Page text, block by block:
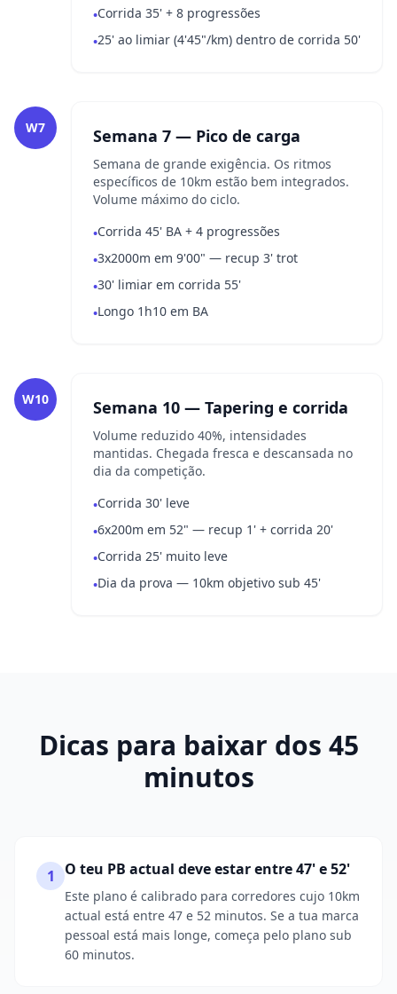
•Corrida 35' + 8 progressões
•25' ao limiar (4'45"/km) dentro de corrida 50'
W7 Semana 7 — Pico de carga
Semana de grande exigência. Os ritmos
específicos de 10km estão bem integrados.
Volume máximo do ciclo.
•Corrida 45' BA + 4 progressões
•3x2000m em 9'00" — recup 3' trot
•30' limiar em corrida 55'
•Longo 1h10 em BA
W10 Semana 10 — Tapering e corrida
Volume reduzido 40%, intensidades
mantidas. Chegada fresca e descansada no
dia da competição.
•Corrida 30' leve
•6x200m em 52" — recup 1' + corrida 20'
•Corrida 25' muito leve
•Dia da prova — 10km objetivo sub 45'
Dicas para baixar dos 45
minutos
1 O teu PB actual deve estar entre 47' e 52'
Este plano é calibrado para corredores cujo 10km
actual está entre 47 e 52 minutos. Se a tua marca
pessoal está mais longe, começa pelo plano sub
60 minutos.